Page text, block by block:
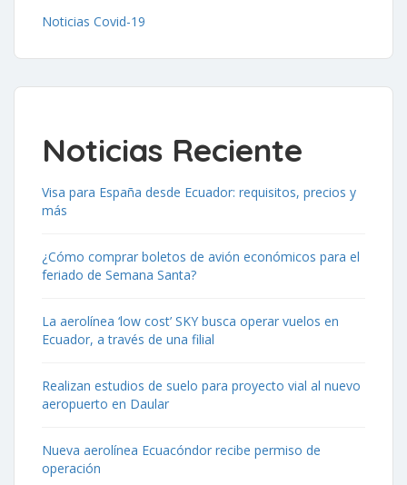
Noticias Covid-19
Noticias Reciente
Visa para España desde Ecuador: requisitos, precios y
más
¿Cómo comprar boletos de avión económicos para el
feriado de Semana Santa?
La aerolínea ‘low cost’ SKY busca operar vuelos en
Ecuador, a través de una filial
Realizan estudios de suelo para proyecto vial al nuevo
aeropuerto en Daular
Nueva aerolínea Ecuacóndor recibe permiso de
operación